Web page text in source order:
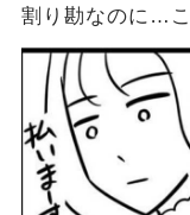
割り勘なのに…